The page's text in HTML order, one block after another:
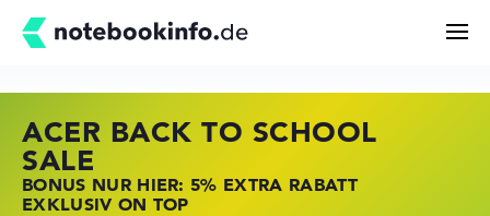
ACER BACK TO SCHOOL
SALE
BONUS NUR HIER: 5% EXTRA RABATT
EXKLUSIV ON TOP
HP STORE SSV DEALS
JETZT ZUGREIFEN: NOTEBOOKS BEI HP
KRÄFTIG REDUZIERT
LENOVO LAPTOP DEALS
NOTEBOOKS BEI LENOVO JETZT
KRÄFTIG REDUZIERT